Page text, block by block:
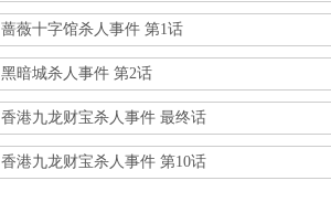
蔷薇十字馆杀人事件 第1话
黑暗城杀人事件 第2话
香港九龙财宝杀人事件 最终话
香港九龙财宝杀人事件 第10话